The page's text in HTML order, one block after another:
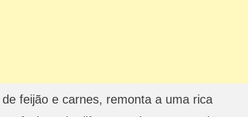
feijão e carnes, remonta a uma rica